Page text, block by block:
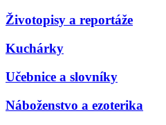
Životopisy a reportáže
Kuchárky
Učebnice a slovníky
Náboženstvo a ezoterika